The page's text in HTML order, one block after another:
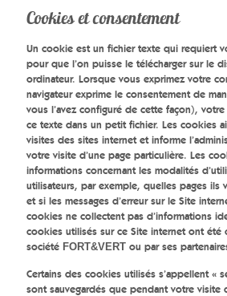
Cookies et consentement
Un cookie est un fichier texte qui requiert
pour que l’on puisse le télécharger sur le
ordinateur. Lorsque vous exprimez votre
navigateur exprime le consentement de
vous l’avez configuré de cette façon), votre
ce texte dans un petit fichier. Les cookies
visites des sites internet et informe
votre visite d’une page particulière. Les
informations concernant les modalités
utilisateurs, par exemple, quelles pages ils
et si les messages d’erreur sur le Site
cookies ne collectent pas d’informations
cookies utilisés sur ce Site internet ont été
société FORT&VERT ou par ses
Certains des cookies utilisés s’appellent «
sont sauvegardés que pendant votre visite